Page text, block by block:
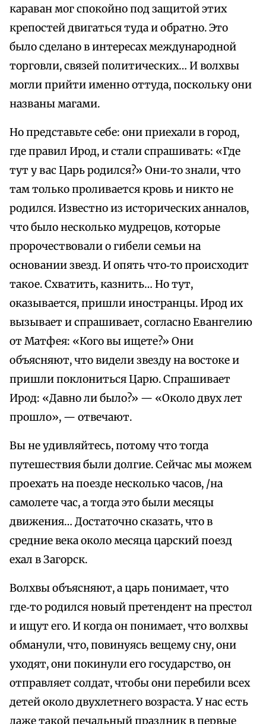
караван мог спокойно под защитой этих
крепостей двигаться туда и обратно. Это
было сделано в интересах международной
торговли, связей политических… И волхвы
могли прийти именно оттуда, поскольку они
названы магами.
Но представьте себе: они приехали в город,
где правил Ирод, и стали спрашивать: «Где
тут у вас Царь родился?» Они‑то знали, что
там только проливается кровь и никто не
родился. Известно из исторических анналов,
что было несколько мудрецов, которые
пророчествовали о гибели семьи на
основании звезд. И опять что‑то происходит
такое. Схватить, казнить… Но тут,
оказывается, пришли иностранцы. Ирод их
вызывает и спрашивает, согласно Евангелию
от Матфея: «Кого вы ищете?» Они
объясняют, что видели звезду на востоке и
пришли поклониться Царю. Спрашивает
Ирод: «Давно ли было?» — «Около двух лет
прошло», — отвечают.
Вы не удивляйтесь, потому что тогда
путешествия были долгие. Сейчас мы можем
проехать на поезде несколько часов, /на
самолете час, а тогда это были месяцы
движения… Достаточно сказать, что в
средние века около месяца царский поезд
ехал в Загорск.
Волхвы объясняют, а царь понимает, что
где‑то родился новый претендент на престол
и ищут его. И когда он понимает, что волхвы
обманули, что, повинуясь вещему сну, они
уходят, они покинули его государство, он
отправляет солдат, чтобы они перебили всех
детей около двухлетнего возраста. У нас есть
даже такой печальный праздник в первые